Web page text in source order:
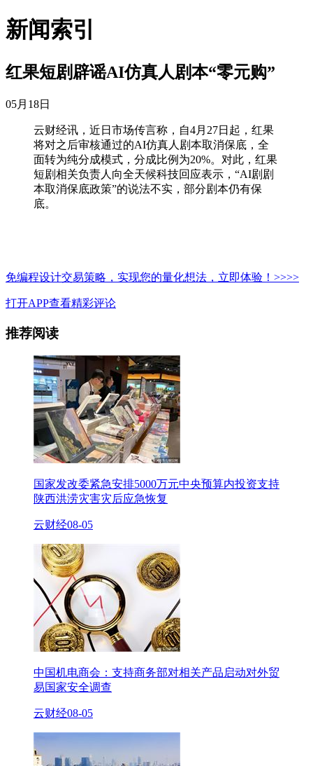
新闻索引
红果短剧辟谣AI仿真人剧本“零元购”
05月18日
云财经讯，近日市场传言称，自4月27日起，红果
将对之后审核通过的AI仿真人剧本取消保底，全
面转为纯分成模式，分成比例为20%。对此，红果
短剧相关负责人向全天候科技回应表示，“AI剧剧
本取消保底政策”的说法不实，部分剧本仍有保
底。
免编程设计交易策略，实现您的量化想法，立即体验！>>>>
打开APP查看精彩评论
推荐阅读
国家发改委紧急安排5000万元中央预算内投资支持
陕西洪涝灾害灾后应急恢复
云财经08-05
中国机电商会：支持商务部对相关产品启动对外贸
易国家安全调查
云财经08-05